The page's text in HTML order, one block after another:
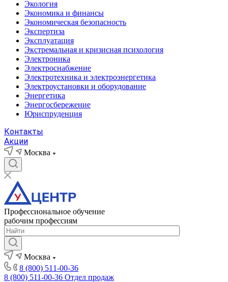
Экология
Экономика и финансы
Экономическая безопасность
Экспертиза
Эксплуатация
Экстремальная и кризисная психология
Электроника
Электроснабжение
Электротехника и электроэнергетика
Электроустановки и оборудование
Энергетика
Энергосбережение
Юриспруденция
Контакты
Акции
Москва
Профессиональное обучение
рабочим профессиям
Москва
8 (800) 511-00-36
8 (800) 511-00-36 Отдел продаж